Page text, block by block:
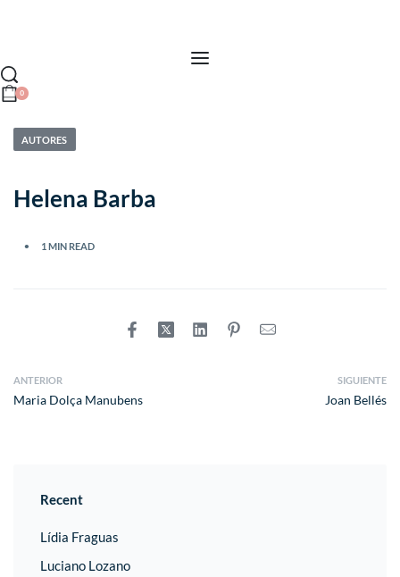
0
AUTORES
Helena Barba
1 MIN READ
ANTERIOR
Maria Dolça Manubens
SIGUIENTE
Joan Bellés
Recent
Lídia Fraguas
Luciano Lozano